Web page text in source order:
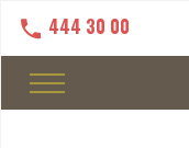
444 30 00